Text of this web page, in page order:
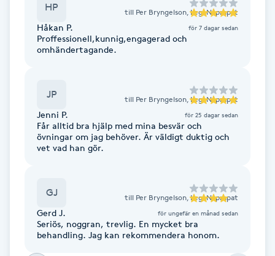
Damklippning
Diamantslipning
Enzympeeling
Extensions borttagning
Eyeliner-tatuering
HP till Per Bryngelson, Leg. Naprapat
Håkan P. för 7 dagar sedan
Proffessionell,kunnig,engagerad och
omhändertagande.
JP till Per Bryngelson, Leg. Naprapat
Jenni P. för 25 dagar sedan
Får alltid bra hjälp med mina besvär och
övningar om jag behöver. Är väldigt duktig och
vet vad han gör.
GJ till Per Bryngelson, Leg. Naprapat
Gerd J. för ungefär en månad sedan
Seriös, noggran, trevlig. En mycket bra
behandling. Jag kan rekommendera honom.